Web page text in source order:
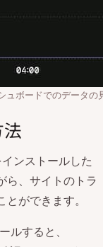
ボードでのデータの
ンストールした
ら、サイトのトラ
ができます。
すると、